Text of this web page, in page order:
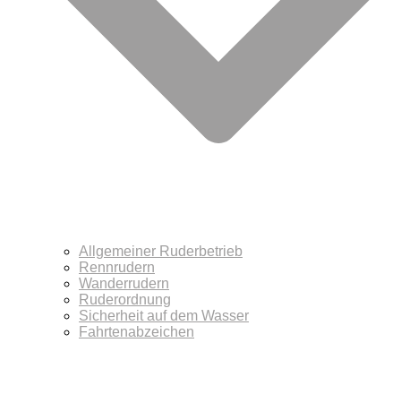
Allgemeiner Ruderbetrieb
Rennrudern
Wanderrudern
Ruderordnung
Sicherheit auf dem Wasser
Fahrtenabzeichen